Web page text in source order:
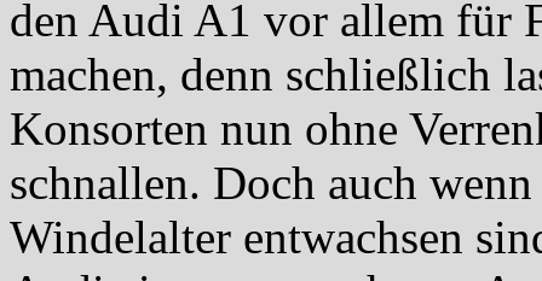
den Audi A1 vor allem für
machen, denn schließlich
Konsorten nun ohne
schnallen. Doch auch
Windelalter entwachsen